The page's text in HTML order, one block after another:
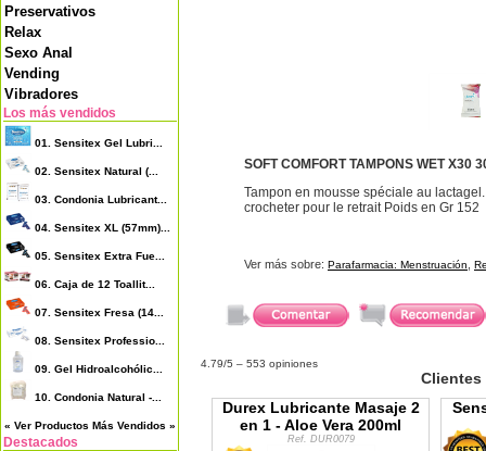
Preservativos
Relax
Sexo Anal
Vending
Vibradores
Los más vendidos
01. Sensitex Gel Lubri...
02. Sensitex Natural (...
03. Condonia Lubricant...
04. Sensitex XL (57mm)...
05. Sensitex Extra Fue...
06. Caja de 12 Toallit...
07. Sensitex Fresa (14...
08. Sensitex Professio...
09. Gel Hidroalcohólic...
10. Condonia Natural -...
« Ver Productos Más Vendidos »
Destacados
SOFT COMFORT TAMPONS WET X30
Tampon en mousse spéciale au
crocheter pour le retrait Poids en Gr 152
Ver más sobre: Parafarmacia: Menstruación
4.79/5 – 553 opiniones
Clientes
Durex Lubricante Masaje 2
en 1 - Aloe Vera 200ml
Ref. DUR0079